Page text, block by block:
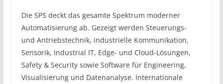
Die SPS deckt das gesamte Spektrum moderner
Automatisierung ab. Gezeigt werden Steuerungs-
und Antriebstechnik, industrielle Kommunikation,
Sensorik, Industrial IT, Edge- und Cloud-Lösungen,
Safety & Security sowie Software für Engineering,
Visualisierung und Datenanalyse. Internationale